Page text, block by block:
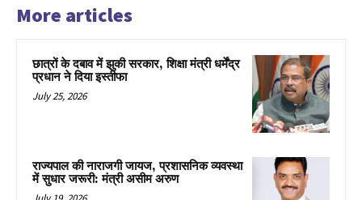
More articles
छात्रों के दबाव में झुकी सरकार, शिक्षा मंत्री धर्मेंद्र
प्रधान ने दिया इस्तीफा
July 25, 2026
राज्यपाल की नाराजगी जायज, प्रशासनिक व्यवस्था
में सुधार जरूरी: मंत्री असीम अरुण